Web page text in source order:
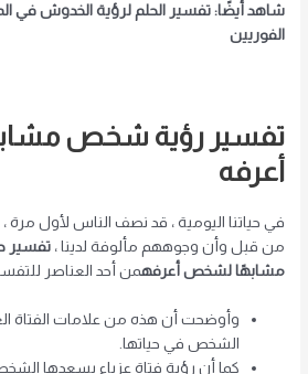
شاهد أيضًا: تفسير الحلم لرؤية الخدوش في
الفوريين
تفسير رؤية شخص
أعرفه
في حياتنا اليومية ، قد نصف الناس لأول مرة ،
من قبل وأن وجوههم مألوفة لدينا ،تفسير
مشابهًا لشخص أعرفهمن أحد العناصر
وأوضحت أن هذه من علامات الفتاة
الشخص في حياتها.
كما أن رؤية فتاة عزباء يسعدها